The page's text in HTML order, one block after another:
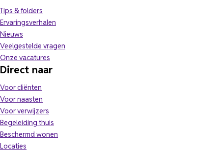
Tips & folders
Ervaringsverhalen
Nieuws
Veelgestelde vragen
Onze vacatures
Direct naar
Voor cliënten
Voor naasten
Voor verwijzers
Begeleiding thuis
Beschermd wonen
Locaties